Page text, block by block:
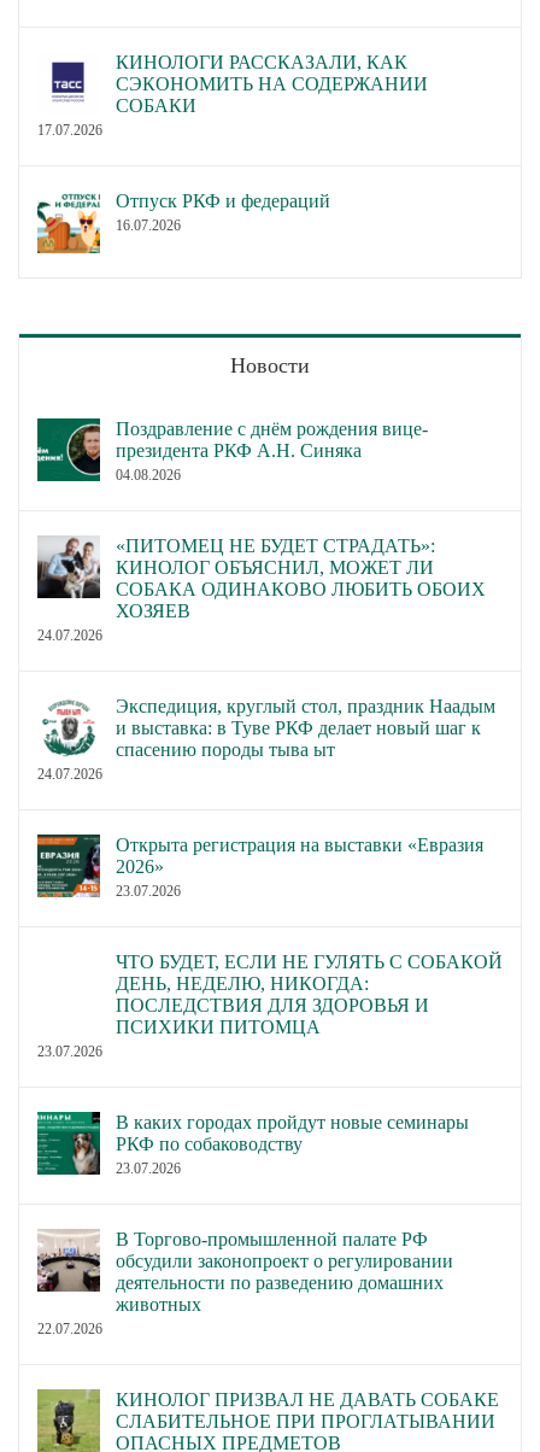
КИНОЛОГИ РАССКАЗАЛИ, КАК
СЭКОНОМИТЬ НА СОДЕРЖАНИИ
СОБАКИ
17.07.2026
Отпуск РКФ и федераций
16.07.2026
Новости
Поздравление с днём рождения вице-
президента РКФ А.Н. Синяка
04.08.2026
«ПИТОМЕЦ НЕ БУДЕТ СТРАДАТЬ»:
КИНОЛОГ ОБЪЯСНИЛ, МОЖЕТ ЛИ
СОБАКА ОДИНАКОВО ЛЮБИТЬ ОБОИХ
ХОЗЯЕВ
24.07.2026
Экспедиция, круглый стол, праздник Наадым
и выставка: в Туве РКФ делает новый шаг к
спасению породы тыва ыт
24.07.2026
Открыта регистрация на выставки «Евразия
2026»
23.07.2026
ЧТО БУДЕТ, ЕСЛИ НЕ ГУЛЯТЬ С СОБАКОЙ
ДЕНЬ, НЕДЕЛЮ, НИКОГДА:
ПОСЛЕДСТВИЯ ДЛЯ ЗДОРОВЬЯ И
ПСИХИКИ ПИТОМЦА
23.07.2026
В каких городах пройдут новые семинары
РКФ по собаководству
23.07.2026
В Торгово-промышленной палате РФ
обсудили законопроект о регулировании
деятельности по разведению домашних
животных
22.07.2026
КИНОЛОГ ПРИЗВАЛ НЕ ДАВАТЬ СОБАКЕ
СЛАБИТЕЛЬНОЕ ПРИ ПРОГЛАТЫВАНИИ
ОПАСНЫХ ПРЕДМЕТОВ